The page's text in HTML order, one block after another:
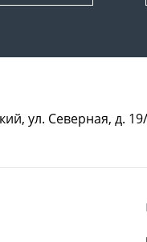
ул. Северная, д.